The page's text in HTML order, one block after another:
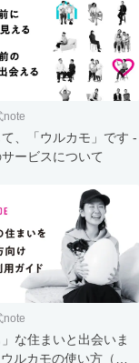
note
、「ウルカモ」です -
ービスについて
note
」な住まいと出会いま
ルカモの使い方（買